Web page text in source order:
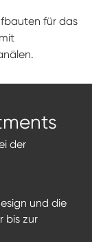
für das
der
und die
bis zur